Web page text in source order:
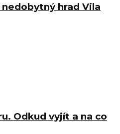
hrad Vila
Odkud vyjít a na co